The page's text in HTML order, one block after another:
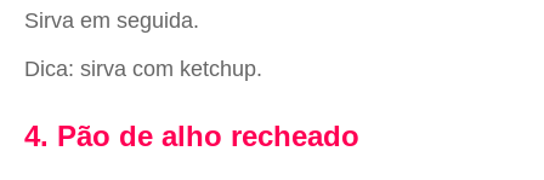
Sirva em seguida.
Dica: sirva com ketchup.
4. Pão de alho recheado